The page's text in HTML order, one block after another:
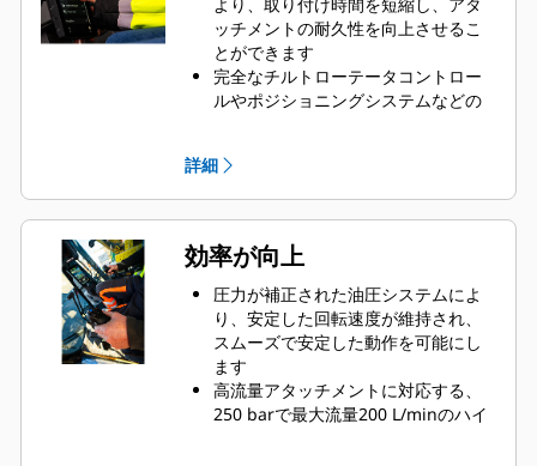
能
より、取り付け時間を短縮し、アタ
ッチメントの耐久性を向上させるこ
とができます
完全なチルトローテータコントロー
ルやポジショニングシステムなどの
標準装備の保護取り付け位置に
GS520チルトセンサがあるため、整
地システムに対して正確なチルト位
置のフィードバックが可能です
SecureLock™は、ロックシリンダ内
でセンサ技術を使用し、ツールが正
しく接続され、しっかりとロックさ
れていることを確認することで、ツ
ールの旋回や落下のリスクを軽減し
ます
詳細
効率が向上
圧力が補正された油圧システムによ
り、安定した回転速度が維持され、
スムーズで安定した動作を可能にし
ます
高流量アタッチメントに対応する、
250 barで最大流量200 L/minのハイ